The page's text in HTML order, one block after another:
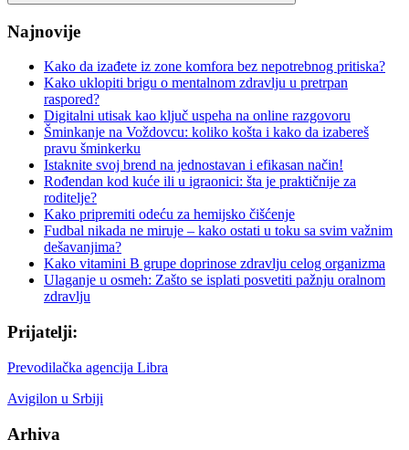
Search
Najnovije
Kako da izađete iz zone komfora bez nepotrebnog pritiska?
Kako uklopiti brigu o mentalnom zdravlju u pretrpan
raspored?
Digitalni utisak kao ključ uspeha na online razgovoru
Šminkanje na Voždovcu: koliko košta i kako da izabereš
pravu šminkerku
Istaknite svoj brend na jednostavan i efikasan način!
Rođendan kod kuće ili u igraonici: šta je praktičnije za
roditelje?
Kako pripremiti odeću za hemijsko čišćenje
Fudbal nikada ne miruje – kako ostati u toku sa svim važnim
dešavanjima?
Kako vitamini B grupe doprinose zdravlju celog organizma
Ulaganje u osmeh: Zašto se isplati posvetiti pažnju oralnom
zdravlju
Prijatelji:
Prevodilačka agencija Libra
Avigilon u Srbiji
Arhiva